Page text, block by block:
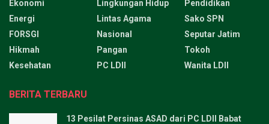
Ekonomi
Energi
FORSGI
Hikmah
Kesehatan
Lingkungan Hidup
Lintas Agama
Nasional
Pangan
PC LDII
Pendidikan
Sako SPN
Seputar Jatim
Tokoh
Wanita LDII
BERITA TERBARU
13 Pesilat Persinas ASAD dari PC LDII Babat